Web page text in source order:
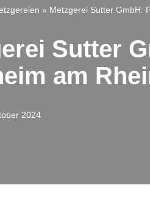
» Metzgerei Sutter GmbH:
Sutter
am
2024